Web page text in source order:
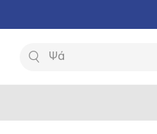
Αναζήτηση